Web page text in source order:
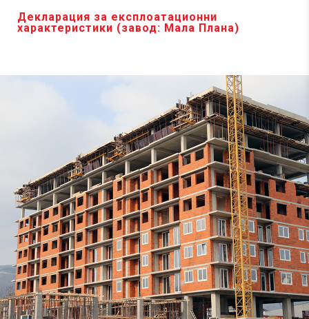
Декларация за експлоатационни
характеристики (завод: Mала Плана)